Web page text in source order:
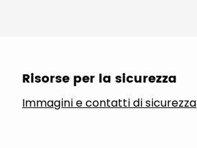
Risorse per la sicurezza
Immagini e contatti di sicurezza